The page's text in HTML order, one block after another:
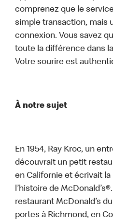
comprenez que le service
simple transaction, mais
connexion. Vous savez
toute la différence dans
Votre sourire est
À notre sujet
En 1954, Ray Kroc, un
découvrait un petit
en Californie et écrivait
l’histoire de
restaurant McDonald’s
portes à Richmond, en